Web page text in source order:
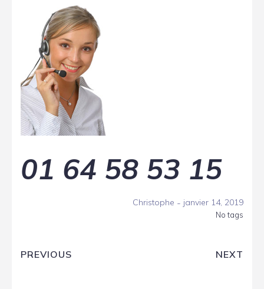
01 64 58 53 15
Christophe - janvier 14, 2019
No tags
PREVIOUS NEXT